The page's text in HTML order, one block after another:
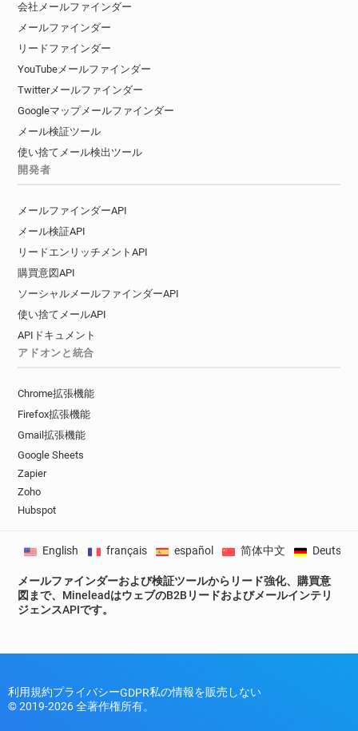
会社メールファインダー
メールファインダー
リードファインダー
YouTubeメールファインダー
Twitterメールファインダー
Googleマップメールファインダー
メール検証ツール
使い捨てメール検出ツール
開発者
メールファインダーAPI
メール検証API
リードエンリッチメントAPI
購買意図API
ソーシャルメールファインダーAPI
使い捨てメールAPI
APIドキュメント
アドオンと統合
Chrome拡張機能
Firefox拡張機能
Gmail拡張機能
Google Sheets
Zapier
Zoho
Hubspot
メールファインダーおよび検証ツールからリード強化、購買意
図まで、MineleadはウェブのB2Bリードおよびメールインテリ
ジェンスAPIです。
English français español 简体中文 Deutsch
利用規約プライバシーGDPR私の情報を販売しない
© 2019-2026 全著作権所有。